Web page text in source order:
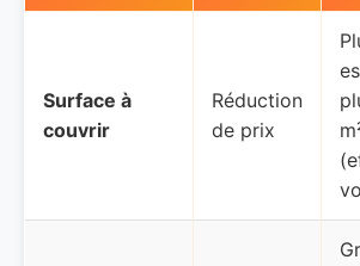
Surface à
couvrir
Réduction
de prix